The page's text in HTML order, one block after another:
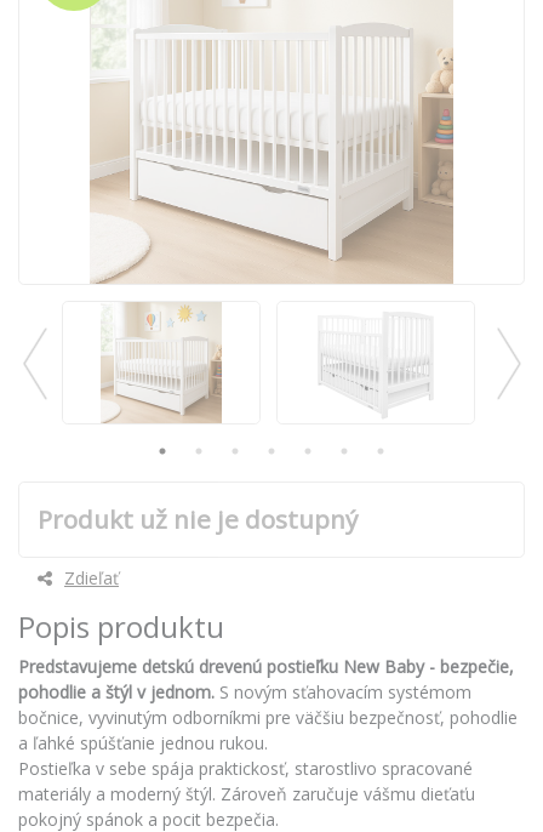
Produkt už nie je dostupný
Zdieľať
Popis produktu
Predstavujeme detskú drevenú postieľku New Baby - bezpečie,
pohodlie a štýl v jednom. S novým sťahovacím systémom
bočnice, vyvinutým odborníkmi pre väčšiu bezpečnosť, pohodlie
a ľahké spúšťanie jednou rukou.
Postieľka v sebe spája praktickosť, starostlivo spracované
materiály a moderný štýl. Zároveň zaručuje vášmu dieťaťu
pokojný spánok a pocit bezpečia.